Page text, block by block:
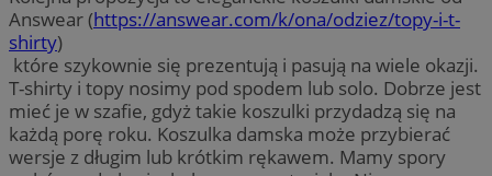
Answear (https://answear.com/k/ona/odziez/topy-i-t-
shirty)
które szykownie się prezentują i pasują na wiele okazji.
T-shirty i topy nosimy pod spodem lub solo. Dobrze jest
mieć je w szafie, gdyż takie koszulki przydadzą się na
każdą porę roku. Koszulka damska może przybierać
wersje z długim lub krótkim rękawem. Mamy spory